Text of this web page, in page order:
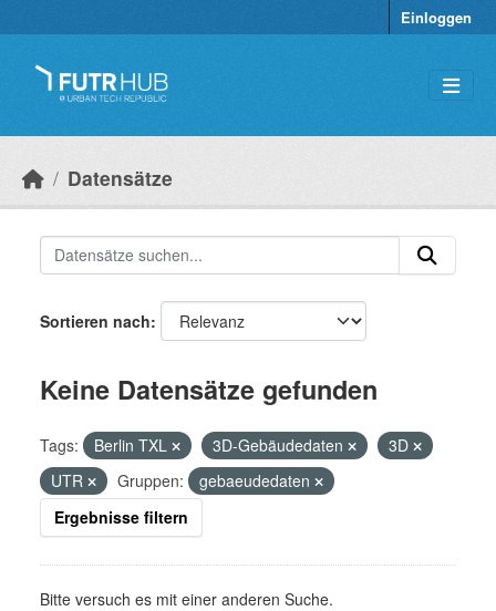
Einloggen
Datensätze
Sortieren nach
Keine Datensätze gefunden
Tags: Berlin TXL 3D-Gebäudedaten
3D
UTR
Gruppen:
gebaeudedaten
Ergebnisse filtern
Bitte versuch es mit einer anderen Suche.